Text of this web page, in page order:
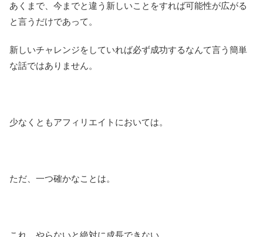
あくまで、今までと違う新しいことをすれば可能性が広がる
と言うだけであって。
新しいチャレンジをしていれば必ず成功するなんて言う簡単
な話ではありません。
少なくともアフィリエイトにおいては。
ただ、一つ確かなことは。